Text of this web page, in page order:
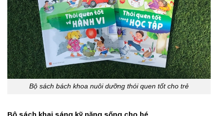
Bộ sách bách khoa nuôi dưỡng thói quen tốt cho trẻ
Bộ sách khai sáng kỹ năng sống cho bé